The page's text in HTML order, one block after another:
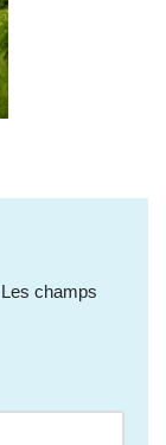
Les champs